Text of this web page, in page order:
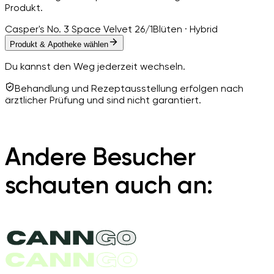
Produkt.
Casper's No. 3 Space Velvet 26/1Blüten · Hybrid
Produkt & Apotheke wählen
Du kannst den Weg jederzeit wechseln.
Behandlung und Rezeptausstellung erfolgen nach
ärztlicher Prüfung und sind nicht garantiert.
Andere Besucher
schauten auch an: